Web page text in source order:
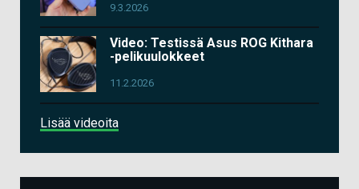
9.3.2026
Video: Testissä Asus ROG Kithara
-pelikuulokkeet
11.2.2026
Lisää videoita